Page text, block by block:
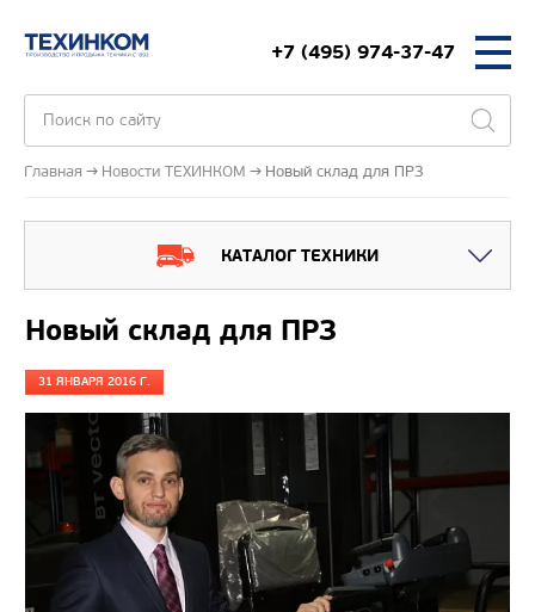
+7 (495) 974-37-47
Главная Новости ТЕХИНКОМ Новый склад для ПРЗ
КАТАЛОГ ТЕХНИКИ
Новый склад для ПРЗ
31 ЯНВАРЯ 2016 Г.